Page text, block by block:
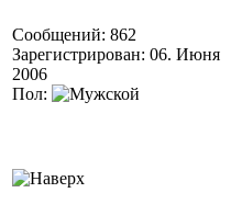
Сообщений: 862
Зарегистрирован: 06. Июня
2006
Пол: